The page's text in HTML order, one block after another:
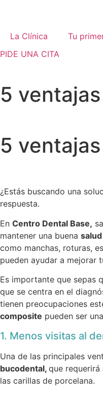
La Clínica Tu
PIDE UNA CITA
5
5
¿Estás buscando una
respuesta.
En Centro Dental Base,
mantener una buena
como manchas, roturas,
pueden ayudar a mejorar
Es importante que sepas
que se centra en el
tienen preocupaciones
composite pueden ser
1. Menos visitas al
Una de las principales
bucodental, que
las carillas de porcelana.